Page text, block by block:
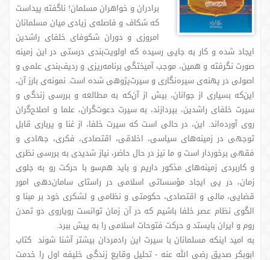
برادران و خواهران مسلمان! ناگفته پیداست
که شكاف و فاصله‌ی زیادی میان مسلمانان
امروزی و دوران شكوفای خلفای راشدین
ایجاد شده و كار به جایی رسیده كه اولویت‌بندی درستی در این زمینه
صورت نگرفته و همین، موجب آمیختگی برنامه‌ریزی و ردیف‌بندی علمی و
اصولی در پهنه‌ی سیره‌نگاری و سیرت‌پژوهی شده است. نمونه‌ی بارز آن،
این‌كه بسیاری از جوانان، بیش از آن‌كه به مطالعه و بررسی زندگی و
سیرت خلفای راشدین، بپردازند، به سیرت دعوت‌گران، علما و اصلاح‌گران
روی آورده‌اند. این، در حالی است كه سیرت خلفا، از غنا و پرباری قابل
توجهی در زمینه‌های سیاسی، اخلاقی، اقتصادی، فكری، جهادی و
فقهی برخوردار است و ما نیز در حال حاضر، نیاز شدیدی به بررسی نظری
و كاربردی زمینه‌های مذكور داریم و باید هم‌سو با حركت رو به جلوی
زمان، در پی ایجاد مؤسساتی اسلامی در راستای سامان‌دهی امور
قضایی، مالی و اقتصادی، حكومتی و نظامی و لشكری خود بر مبنا و
الگوی نظام عصر خلفا باشیم كه در آن زمان توانست رویاروی دو تمدن
روم و ایران بایستد و حركت فتوحات اسلامی را به‌ پیش ببرد.
به امید اینکه مسلمانان با سیرت این رادمردان بیشتر آشنا شوند کتاب
ابوبکر صدیق رضى الله عنه - تحلیل وقایع زندگی خلیفه اول را خدمت